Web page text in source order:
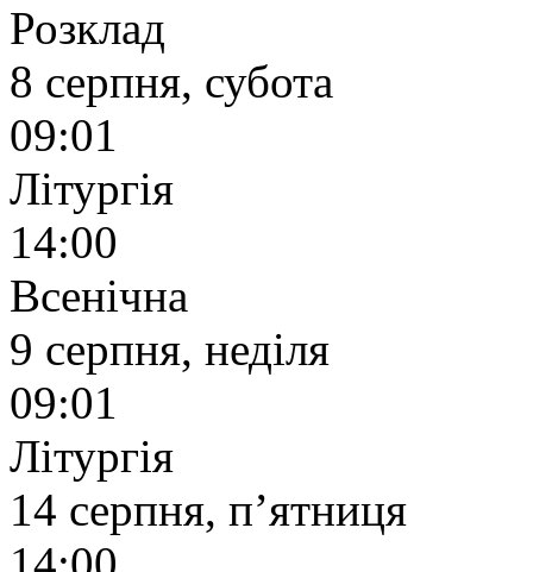
Розклад
8 серпня, субота
09:01
Літургія
14:00
Всенічна
9 серпня, неділя
09:01
Літургія
14 серпня, п’ятниця